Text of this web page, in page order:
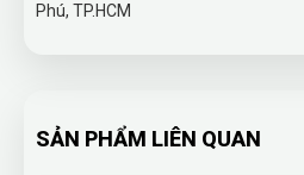
Phú, TP.HCM
SẢN PHẨM LIÊN QUAN